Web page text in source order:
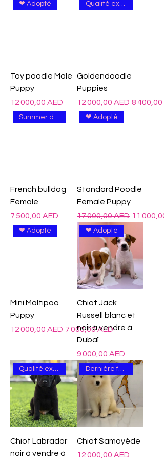
❤ Adopté
Toy poodle Male
Puppy
Prix
12 000,00 AED
Goldendoodle
Puppies
Prix original
12 000,00 AED Prix
8 400,00
French bulldog
Female
Prix
7 500,00 AED
❤ Adopté
Standard Poodle
Female Puppy
Prix original
17 000,00 AED Prix
11
❤ Adopté
Mini Maltipoo
Puppy
Prix original
12 000,00 AED Prix promotionnel
7 000,00 AED
❤ Adopté
Chiot Jack
Russell blanc et
noir à vendre à
Dubaï
Prix
9 000,00 AED
Chiot Labrador
noir à vendre à
Chiot Samoyède
Prix
12 000,00 AED